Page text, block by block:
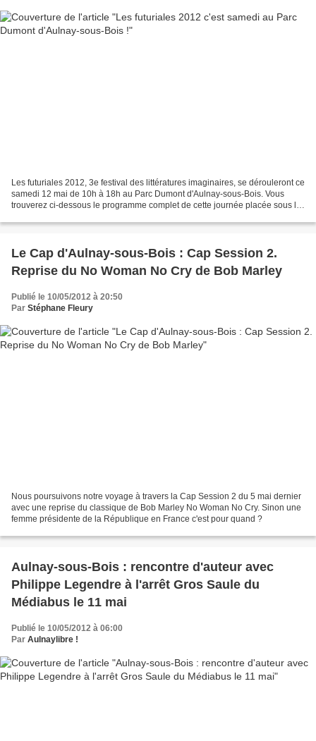
Les futuriales 2012, 3e festival des littératures imaginaires, se dérouleront ce
samedi 12 mai de 10h à 18h au Parc Dumont d'Aulnay-sous-Bois. Vous
trouverez ci-dessous le programme complet de cette journée placée sous le
Le Cap d'Aulnay-sous-Bois : Cap Session 2.
Reprise du No Woman No Cry de Bob Marley
Publié le 10/05/2012 à 20:50
Par Stéphane Fleury
Nous poursuivons notre voyage à travers la Cap Session 2 du 5 mai dernier
avec une reprise du classique de Bob Marley No Woman No Cry. Sinon une
femme présidente de la République en France c'est pour quand ?
Aulnay-sous-Bois : rencontre d'auteur avec
Philippe Legendre à l'arrêt Gros Saule du
Médiabus le 11 mai
Publié le 10/05/2012 à 06:00
Par Aulnaylibre !